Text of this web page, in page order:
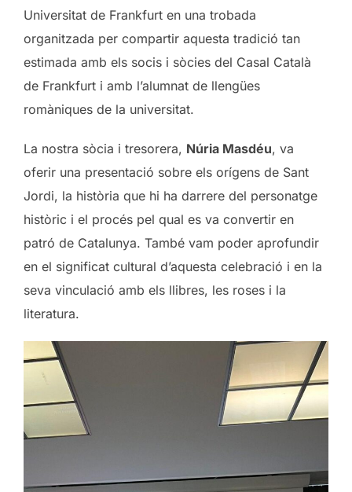
Universitat de Frankfurt en una trobada
organitzada per compartir aquesta tradició tan
estimada amb els socis i sòcies del Casal Català
de Frankfurt i amb l’alumnat de llengües
romàniques de la universitat.
La nostra sòcia i tresorera, Núria Masdéu, va
oferir una presentació sobre els orígens de Sant
Jordi, la història que hi ha darrere del personatge
històric i el procés pel qual es va convertir en
patró de Catalunya. També vam poder aprofundir
en el significat cultural d’aquesta celebració i en la
seva vinculació amb els llibres, les roses i la
literatura.